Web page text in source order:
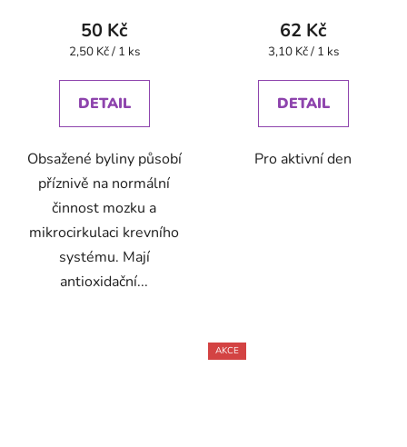
50 Kč
Měrná
2,50 Kč / 1 ks
DETAIL
Obsažené byliny působí
příznivě na normální
činnost mozku a
mikrocirkulaci krevního
systému. Mají
antioxidační...
62 Kč
Měrná
3,10 Kč / 1 ks
DETAIL
Pro aktivní den
AKCE